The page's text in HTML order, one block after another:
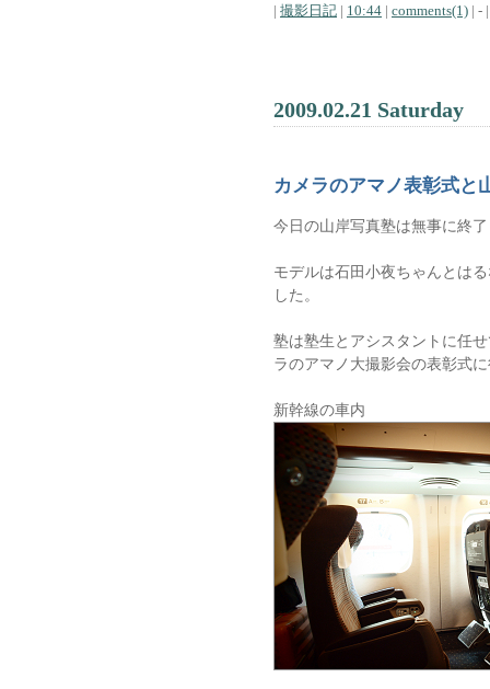
| 撮影日記 | 10:44 | comments(1) | - |
2009.02.21 Saturday
カメラのアマノ表彰式と
今日の山岸写真塾は無事に終
モデルは石田小夜ちゃんとは
した。
塾は塾生とアシスタントに任
ラのアマノ大撮影会の表彰式
新幹線の車内